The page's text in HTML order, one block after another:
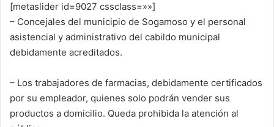
[metaslider id=9027 cssclass=»»]
– Concejales del municipio de Sogamoso y el personal
asistencial y administrativo del cabildo municipal
debidamente acreditados.
– Los trabajadores de farmacias, debidamente certificados
por su empleador, quienes solo podrán vender sus
productos a domicilio. Queda prohibida la atención al